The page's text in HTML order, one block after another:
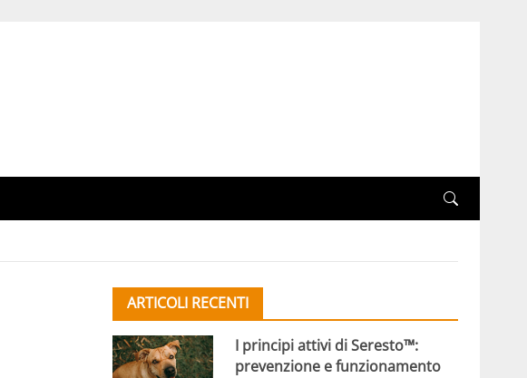
ARTICOLI RECENTI
I principi attivi di Seresto™:
prevenzione e funzionamento